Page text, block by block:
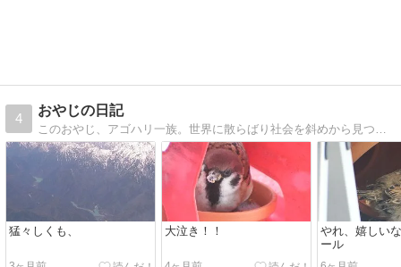
4
おやじの日記
このおやじ、アゴハリ一族。世界に散らばり社会を斜めから見つめブツブツ文句を垂れ世界の滅亡を防ぎつつ勝手気ままに生きている。
猛々しくも、 大泣き！！
やれ、嬉しい
ール